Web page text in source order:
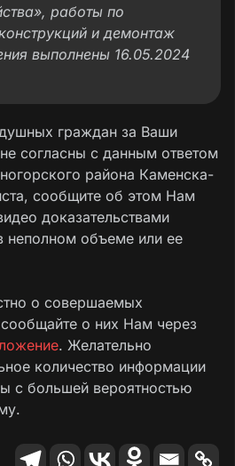
работы по
и демонтаж
выполнены 16.05.2024
граждан за Ваши
согласны с данным ответом
района Каменска-
сообщите об этом Нам
доказательствами
неполном объеме или ее
о совершаемых
о них Нам через
. Желательно
количество информации
с большей вероятностью